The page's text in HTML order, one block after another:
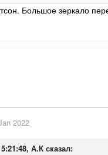
Большое зеркало
2022
А.К сказал: